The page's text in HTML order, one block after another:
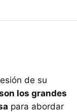
de su
los grandes
para abordar